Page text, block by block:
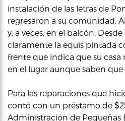
instalación de las letras de
regresaron a su comunidad.
y, a veces, en el balcón.
claramente la equis pintada
frente que indica que su casa
en el lugar aunque saben que
Para las reparaciones que
contó con un préstamo de
Administración de Pequeñas